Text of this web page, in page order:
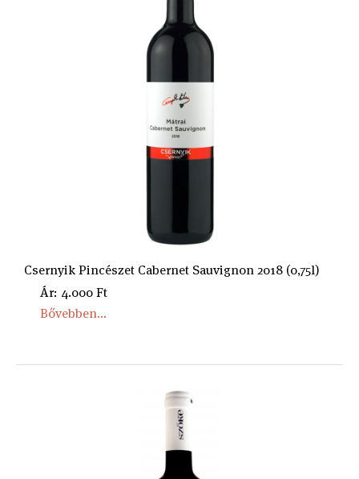
Csernyik Pincészet Cabernet Sauvignon 2018 (0,75l)
Ár: 4.000 Ft
Bővebben...